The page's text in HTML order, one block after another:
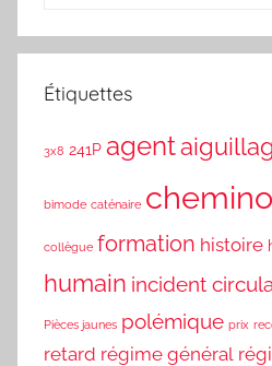
Étiquettes
3x8 241P agent
bimode caténaire
collègue formation histoire
humain incident
Pièces jaunes polémique prix
retard régime général